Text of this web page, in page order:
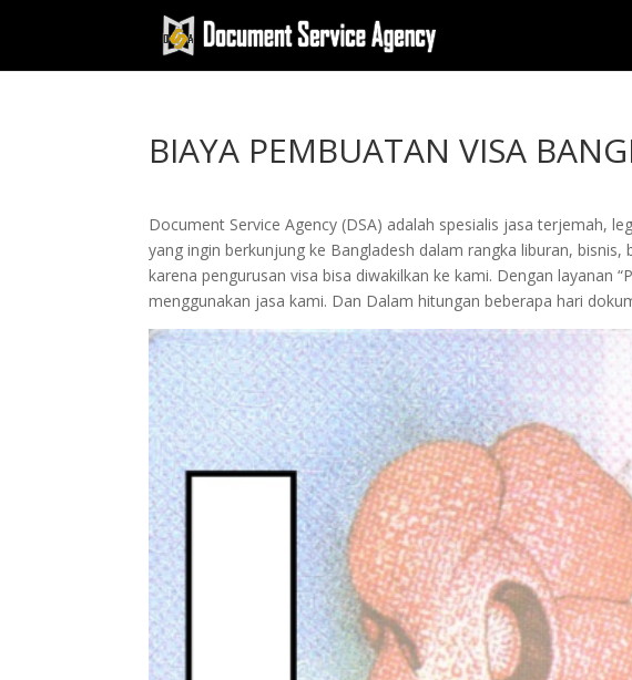
BIAYA PEMBUATAN VISA
Document Service Agency (DSA) adalah spesialis jasa terjemah,
yang ingin berkunjung ke Bangladesh dalam rangka liburan,
karena pengurusan visa bisa diwakilkan ke kami. Dengan layanan
menggunakan jasa kami. Dan Dalam hitungan beberapa hari